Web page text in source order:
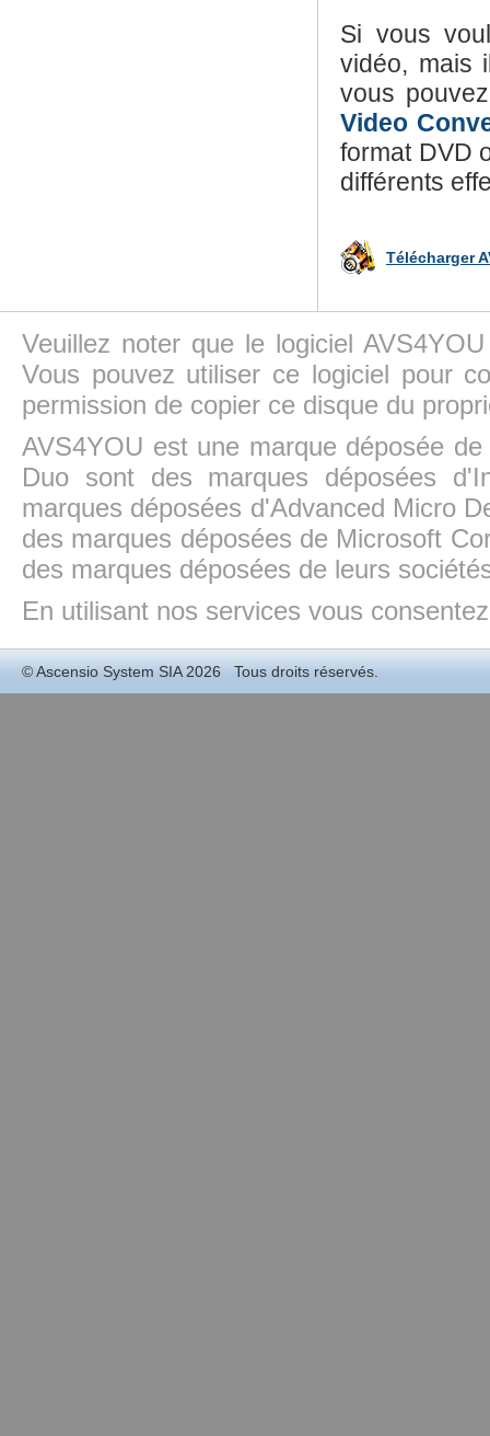
Si vous
vidéo, mais
vous
Video
format DVD
différents
Télécharger
Veuillez noter que le logiciel
Vous pouvez utiliser ce logiciel pour
permission de copier ce disque du
AVS4YOU est une marque déposée
Duo sont des marques déposées
marques déposées d'Advanced Micro
des marques déposées de Microsoft
des marques déposées de leurs
En utilisant nos services vous
©Ascensio System SIA2026 Tous droits réservés.